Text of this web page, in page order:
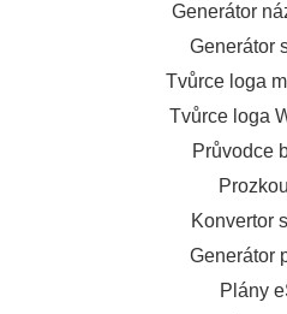
Generátor
Generátor
Tvůrce loga
Tvůrce loga
Průvodce
Konvertor
Generátor
Plány